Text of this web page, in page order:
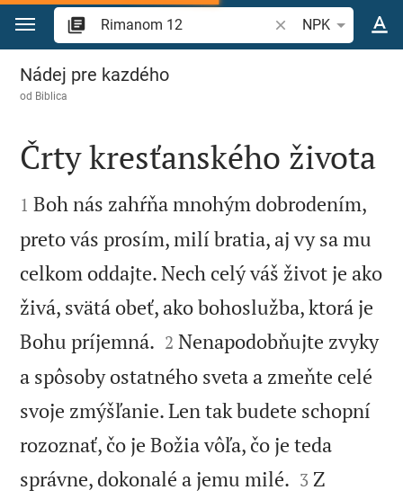
Prejsť na obsah
Vyhľadajte biblický
NPK
Rimanom 12
Nádej pre kazdého
od Biblica

Črty kresťanského života

1 Boh nás zahŕňa mnohým dobrodením,
preto vás prosím, milí bratia, aj vy sa mu
celkom oddajte. Nech celý váš život je ako
živá, svätá obeť, ako bohoslužba, ktorá je
Bohu príjemná. 

2 Nenapodobňujte zvyky
a spôsoby ostatného sveta a zmeňte celé
svoje zmýšľanie. Len tak budete schopní
rozoznať, čo je Božia vôľa, čo je teda
správne, dokonalé a jemu milé. 

3 Z